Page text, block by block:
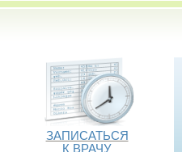
ЗАПИСАТЬСЯ
К ВРАЧУ